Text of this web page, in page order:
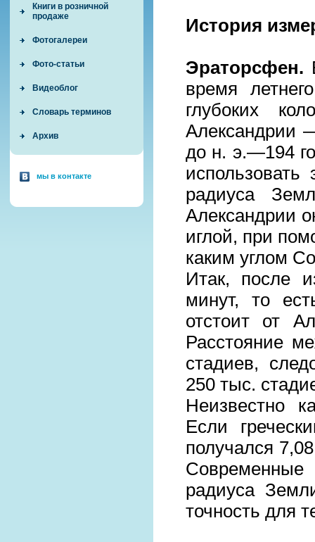
Книги в розничной
продаже
Фотогалереи
Фото-статьи
Видеоблог
Словарь терминов
Архив
мы в контакте
История
Эраторсфен.
время
глубоких
Александрии
до н. э.—194
радиуса
Александрии
иглой, при
каким углом
Итак, после
минут, то
отстоит от
Расстояние
стадиев,
250 тыс.
Неизвестно
Если
получался
радиуса
точность для